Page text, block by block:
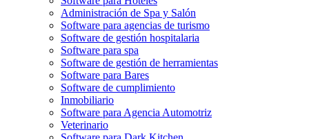
Administración de Spa y Salón
Software para agencias de turismo
Software de gestión hospitalaria
Software para spa
Software de gestión de herramientas
Software para Bares
Software de cumplimiento
Inmobiliario
Software para Agencia Automotriz
Veterinario